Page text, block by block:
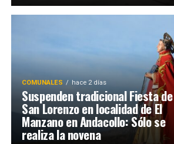
COMUNALES hace 2 días
Suspenden tradicional Fiesta de
San Lorenzo en localidad de El
Manzano en Andacollo: Sólo se
realiza la novena